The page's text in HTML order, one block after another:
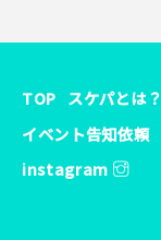
TOP スケパとは？
イベント告知依頼
instagram